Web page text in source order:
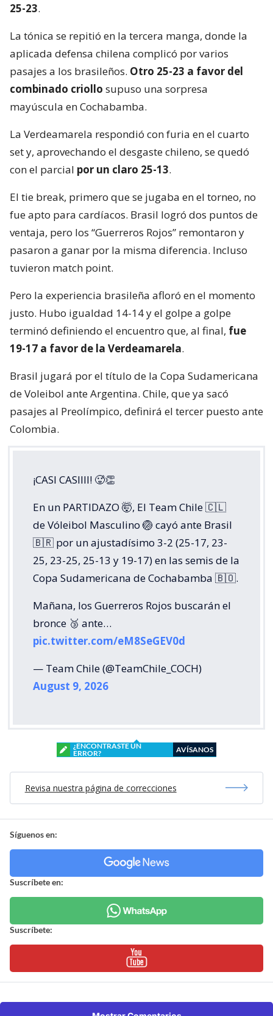
25-23.
La tónica se repitió en la tercera manga, donde la
aplicada defensa chilena complicó por varios
pasajes a los brasileños. Otro 25-23 a favor del
combinado criollo supuso una sorpresa
mayúscula en Cochabamba.
La Verdeamarela respondió con furia en el cuarto
set y, aprovechando el desgaste chileno, se quedó
con el parcial por un claro 25-13.
El tie break, primero que se jugaba en el torneo, no
fue apto para cardíacos. Brasil logró dos puntos de
ventaja, pero los “Guerreros Rojos” remontaron y
pasaron a ganar por la misma diferencia. Incluso
tuvieron match point.
Pero la experiencia brasileña afloró en el momento
justo. Hubo igualdad 14-14 y el golpe a golpe
terminó definiendo el encuentro que, al final, fue
19-17 a favor de la Verdeamarela.
Brasil jugará por el título de la Copa Sudamericana
de Voleibol ante Argentina. Chile, que ya sacó
pasajes al Preolímpico, definirá el tercer puesto ante
Colombia.
¡CASI CASIIII! 🥵👏
En un PARTIDAZO 🤯, El Team Chile 🇨🇱
de Vóleibol Masculino 🏐 cayó ante Brasil
🇧🇷 por un ajustadísimo 3-2 (25-17, 23-
25, 23-25, 25-13 y 19-17) en las semis de la
Copa Sudamericana de Cochabamba 🇧🇴.
Mañana, los Guerreros Rojos buscarán el
bronce 🥉 ante…
pic.twitter.com/eM8SeGEV0d
— Team Chile (@TeamChile_COCH)
August 9, 2026
¿ENCONTRASTE UN
ERROR?
AVÍSANOS
Revisa nuestra página de correcciones
Síguenos en:
Suscríbete en:
Suscríbete: